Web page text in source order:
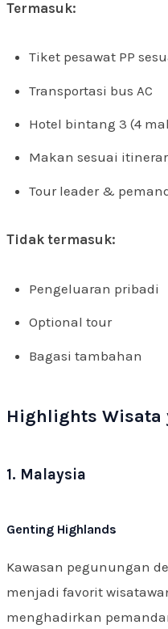
Termasuk:
Tiket pesawat PP
Transportasi bus AC
Hotel bintang 3 (4
Makan sesuai
Tour leader &
Tidak termasuk:
Pengeluaran pribadi
Optional tour
Bagasi tambahan
Highlights Wisata
1. Malaysia
Genting Highlands
Kawasan pegunungan
menjadi favorit
menghadirkan